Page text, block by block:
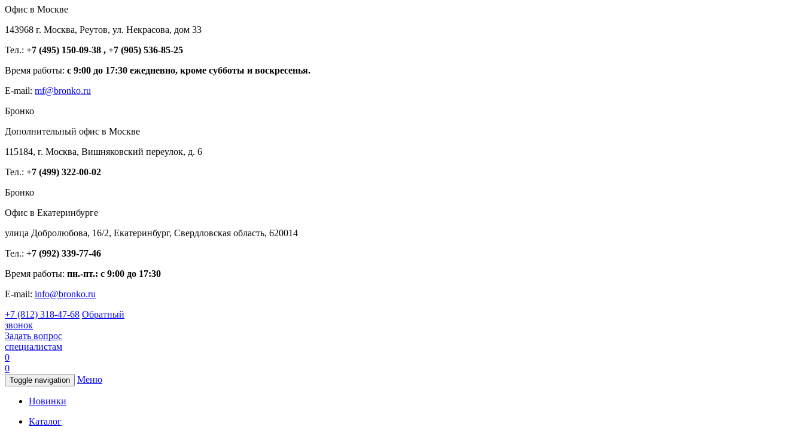
Офис в Москве
143968 г. Москва, Реутов, ул. Некрасова, дом 33
Тел.: +7 (495) 150-09-38 , +7 (905) 536-85-25
Время работы: с 9:00 до 17:30 ежедневно, кроме субботы и воскресенья.
E-mail: mf@bronko.ru
Бронко
Дополнительный офис в Москве
115184, г. Москва, Вишняковский переулок, д. 6
Тел.: +7 (499) 322-00-02
Бронко
Офис в Екатеринбурге
улица Добролюбова, 16/2, Екатеринбург, Свердловская область, 620014
Тел.: +7 (992) 339-77-46
Время работы: пн.-пт.: с 9:00 до 17:30
E-mail: info@bronko.ru
+7 (812) 318-47-68 Обратный
звонок
Задать вопрос
специалистам
0
0
Toggle navigation Меню
Новинки
Каталог